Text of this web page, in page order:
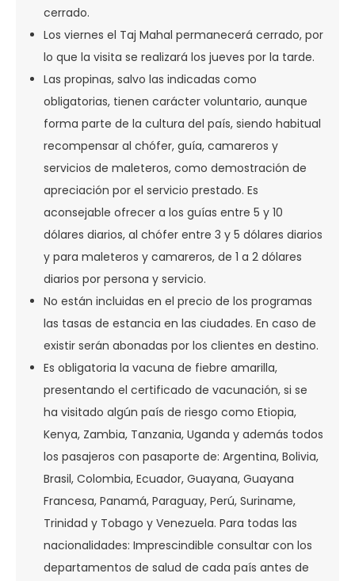
cerrado.
Los viernes el Taj Mahal permanecerá cerrado, por
lo que la visita se realizará los jueves por la tarde.
Las propinas, salvo las indicadas como
obligatorias, tienen carácter voluntario, aunque
forma parte de la cultura del país, siendo habitual
recompensar al chófer, guía, camareros y
servicios de maleteros, como demostración de
apreciación por el servicio prestado. Es
aconsejable ofrecer a los guías entre 5 y 10
dólares diarios, al chófer entre 3 y 5 dólares diarios
y para maleteros y camareros, de 1 a 2 dólares
diarios por persona y servicio.
No están incluidas en el precio de los programas
las tasas de estancia en las ciudades. En caso de
existir serán abonadas por los clientes en destino.
Es obligatoria la vacuna de fiebre amarilla,
presentando el certificado de vacunación, si se
ha visitado algún país de riesgo como Etiopia,
Kenya, Zambia, Tanzania, Uganda y además todos
los pasajeros con pasaporte de: Argentina, Bolivia,
Brasil, Colombia, Ecuador, Guayana, Guayana
Francesa, Panamá, Paraguay, Perú, Suriname,
Trinidad y Tobago y Venezuela. Para todas las
nacionalidades: Imprescindible consultar con los
departamentos de salud de cada país antes de